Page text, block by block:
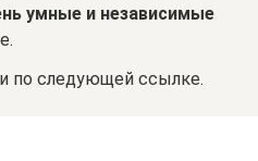
умные и независимые
по следующей ссылке.